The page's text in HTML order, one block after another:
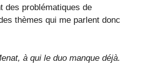
des problématiques de
thèmes qui me parlent donc
, à qui le duo manque déjà.